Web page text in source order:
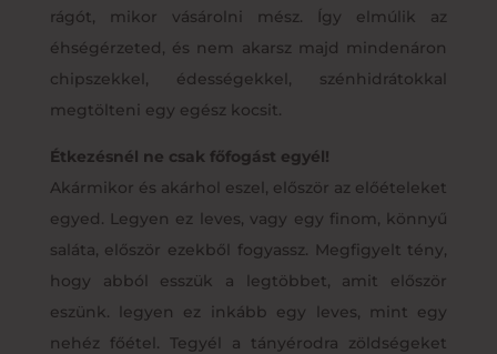
rágót, mikor vásárolni mész. Így elmúlik az
éhségérzeted, és nem akarsz majd mindenáron
chipszekkel, édességekkel, szénhidrátokkal
megtölteni egy egész kocsit.
Étkezésnél ne csak főfogást egyél!
Akármikor és akárhol eszel, először az előételeket
egyed. Legyen ez leves, vagy egy finom, könnyű
saláta, először ezekből fogyassz. Megfigyelt tény,
hogy abból esszük a legtöbbet, amit először
eszünk. legyen ez inkább egy leves, mint egy
nehéz főétel. Tegyél a tányérodra zöldségeket